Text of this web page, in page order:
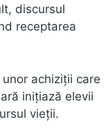
discursul
receptarea
achiziții care
inițiază elevii
vieții.